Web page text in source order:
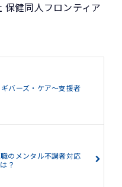
健同人フロンティア
バーズ・ケア～支援者
のメンタル不調者対応
？